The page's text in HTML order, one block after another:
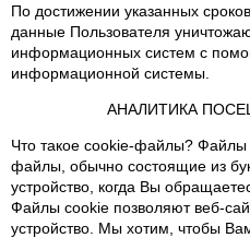
По достижении указанных
данные Пользователя
информационных систем с
информационной системы.
АНАЛИТИКА
Что такое cookie-файлы? Файлы
файлы, обычно состоящие из
устройство, когда Вы
Файлы cookie позволяют веб-
устройство. Мы хотим, чтобы